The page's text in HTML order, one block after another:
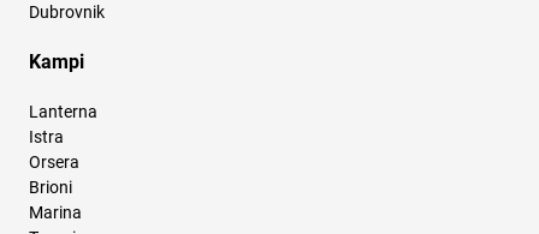
Dubrovnik
Kampi
Lanterna
Istra
Orsera
Brioni
Marina